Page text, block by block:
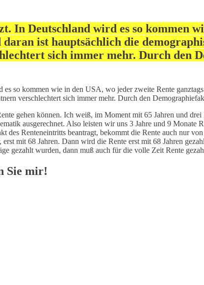
In Deutschland wird es so kommen
ist hauptsächlich die
sich immer mehr. Durch den
so kommen wie in den USA, wo jeder zweite Rente
verschlechtert sich immer mehr. Durch den
gehen können. Ich weiß, im Moment mit 65 Jahren und
ausgerechnet. Also leisten wir uns 3 Jahre und 9
des Renteneintritts beantragt, bekommt die Rente auch nur
mit 68 Jahren. Dann wird die Rente erst mit 68 Jahren
gezahlt wurden, dann muß auch für die volle Zeit Rente
Sie mir!